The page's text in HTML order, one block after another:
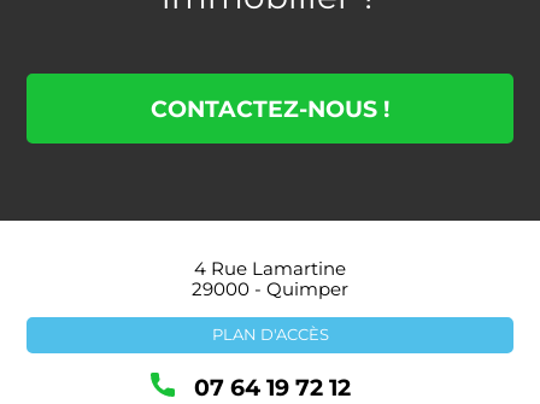
CONTACTEZ-NOUS !
4 Rue Lamartine
29000 - Quimper
PLAN D'ACCÈS
07 64 19 72 12